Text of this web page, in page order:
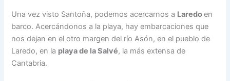
Una vez visto Santoña, podemos acercarnos a Laredoen
barco. Acercándonos a la playa, hay embarcaciones que
nos dejan en el otro margen del río Asón, en el pueblo de
Laredo, en la playa de la Salvé, la más extensa de
Cantabria.